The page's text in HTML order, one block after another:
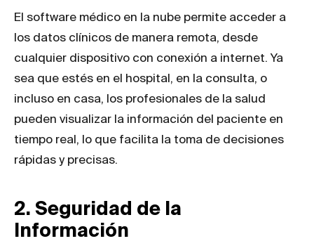
El software médico en la nube permite acceder a
los datos clínicos de manera remota, desde
cualquier dispositivo con conexión a internet. Ya
sea que estés en el hospital, en la consulta, o
incluso en casa, los profesionales de la salud
pueden visualizar la información del paciente en
tiempo real, lo que facilita la toma de decisiones
rápidas y precisas.
2. Seguridad de la
Información